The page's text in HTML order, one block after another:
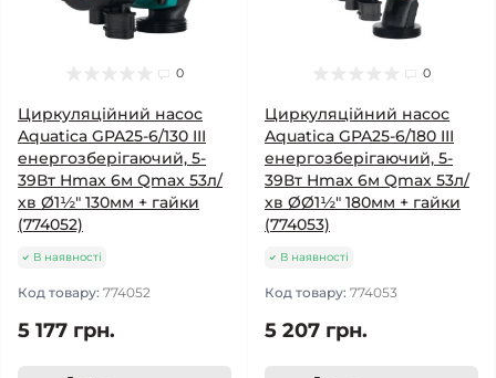
0
Циркуляційний насос
Aquatica GPA25-6/130 III
енергозберігаючий, 5-
39Вт Hmax 6м Qmax 53л/
хв Ø1½" 130мм + гайки
(774052)
В наявності
Код товару: 774052
5 177 грн.
0
Циркуляційний насос
Aquatica GPA25-6/180 III
енергозберігаючий, 5-
39Вт Hmax 6м Qmax 53л/
хв ØØ1½" 180мм + гайки
(774053)
В наявності
Код товару: 774053
5 207 грн.